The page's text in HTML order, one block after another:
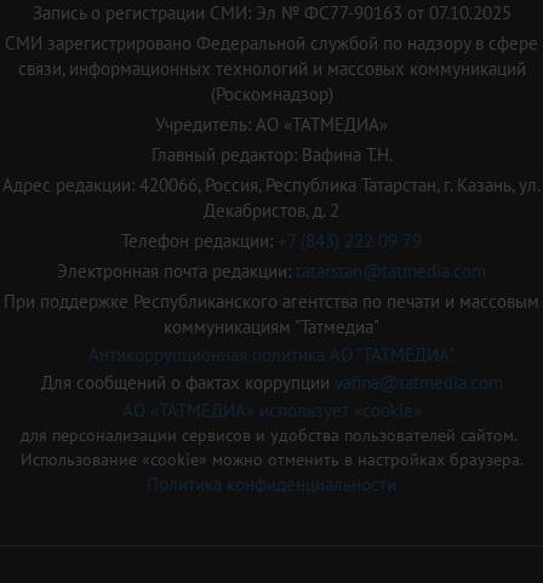
Запись о регистрации СМИ: Эл № ФС77-90163 от 07.10.2025
СМИ зарегистрировано Федеральной службой по надзору в сфере
связи, информационных технологий и массовых коммуникаций
(Роскомнадзор)
Учредитель: АО «ТАТМЕДИА»
Главный редактор: Вафина Т.Н.
Адрес редакции: 420066, Россия, Республика Татарстан, г. Казань, ул.
Декабристов, д. 2
Телефон редакции: +7 (843) 222 09 79
Электронная почта редакции: tatarstan@tatmedia.com
При поддержке Республиканского агентства по печати и массовым
коммуникациям "Татмедиа"
Антикоррупционная политика АО "ТАТМЕДИА"
Для сообщений о фактах коррупции vafina@tatmedia.com
АО «ТАТМЕДИА» использует «cookie»
для персонализации сервисов и удобства пользователей сайтом.
Использование «cookie» можно отменить в настройках браузера.
Политика конфиденциальности